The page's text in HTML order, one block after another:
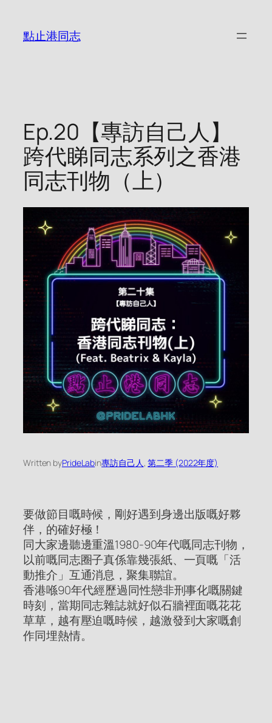
content
點止港同志
Ep.20【專訪自己人】
跨代睇同志系列之香港
同志刊物（上）
Written byPrideLabin專訪自己人 , 第二季 (2022年度)
要做節目嘅時候，剛好遇到身邊出版嘅好夥
伴，的確好極！
同大家邊聽邊重溫1980-90年代嘅同志刊物，
以前嘅同志圈子真係靠幾張紙、一頁嘅「活
動推介」互通消息，聚集聯誼。
香港喺90年代經歷過同性戀非刑事化嘅關鍵
時刻，當期同志雜誌就好似石牆裡面嘅花花
草草，越有壓迫嘅時候，越激發到大家嘅創
作同埋熱情。